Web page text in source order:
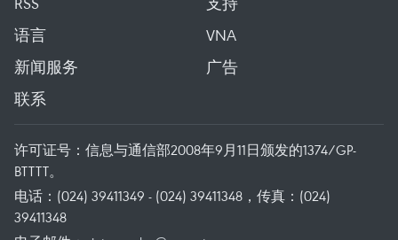
语言
VNA
新闻服务
广告
联系
许可证号：信息与通信部2008年9月11日颁发的1374/GP-
BTTTT。
电话：(024) 39411349 - (024) 39411348，传真：(024)
39411348